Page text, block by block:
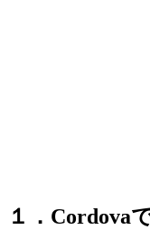
１．Cordova